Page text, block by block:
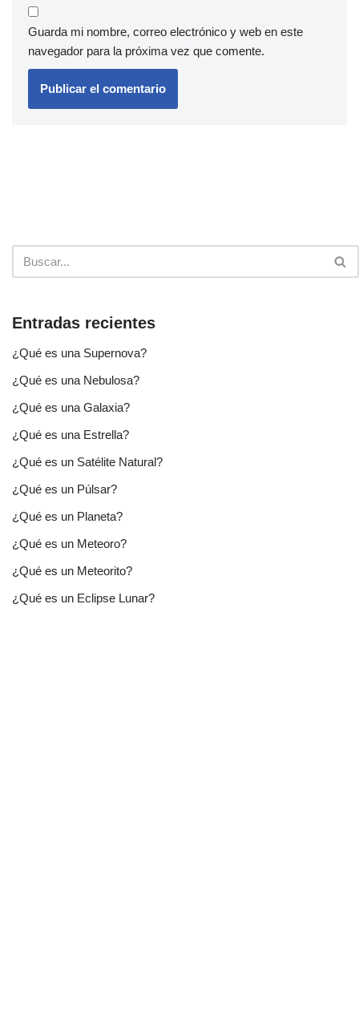
Guarda mi nombre, correo electrónico y web en este
navegador para la próxima vez que comente.
Entradas recientes
¿Qué es una Supernova?
¿Qué es una Nebulosa?
¿Qué es una Galaxia?
¿Qué es una Estrella?
¿Qué es un Satélite Natural?
¿Qué es un Púlsar?
¿Qué es un Planeta?
¿Qué es un Meteoro?
¿Qué es un Meteorito?
¿Qué es un Eclipse Lunar?